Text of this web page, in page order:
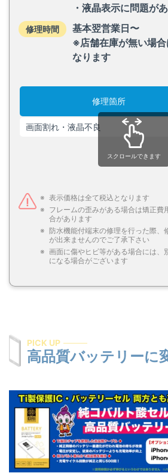
・液晶表示に問題が
修理時間
基本翌営業日〜
※店舗在庫が無い場
なります
修理箇所
画面割れ・液晶不良
スクロールできます
表示価格は全て税込となります
フレームの歪みがある場合は矯正費
合があります
防水機能付端末の修理を行った際、
が出来ませんのでご了承下さい
画面に傷やヒビ等がある場合には、
になる場合がございます
PICK UP
高品質バッテリーに